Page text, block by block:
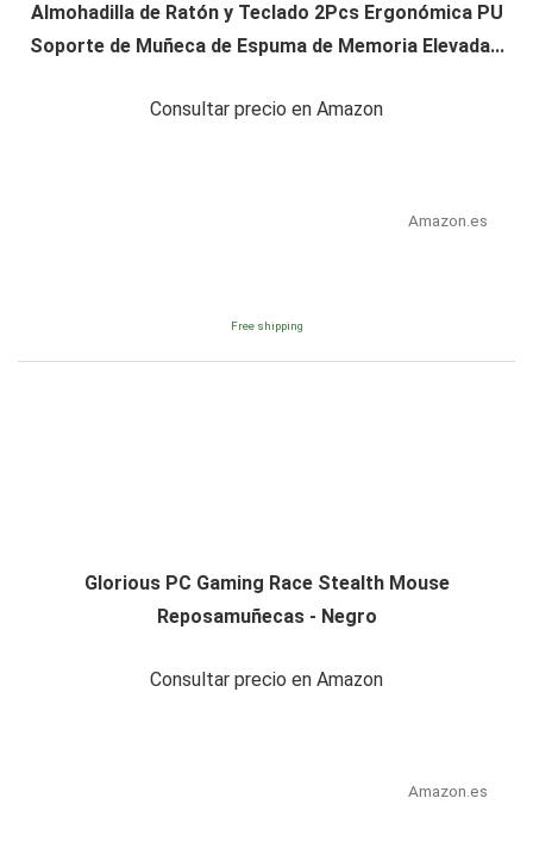
Almohadilla de Ratón y Teclado 2Pcs Ergonómica PU
Soporte de Muñeca de Espuma de Memoria Elevada...
Consultar precio en Amazon
Amazon.es
Free shipping
Glorious PC Gaming Race Stealth Mouse
Reposamuñecas - Negro
Consultar precio en Amazon
Amazon.es